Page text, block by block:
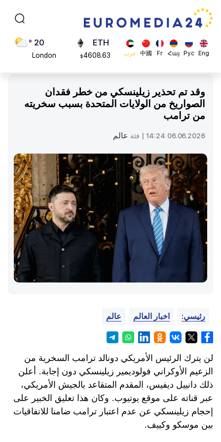
Eng
Рус
Հայ
Fr
中國 عرب
ADA
0.868816
ETH
$4608.63
20 °
London
Brussels
Madrid
وقد تم تحذير زيلينسكي من خطر فقدان
الصواريخ من الولايات المتحدة بسبب سخريته
من ترامب
06.06.2026 14:24 | فئة عالم
رئيسي: اخبار العالم عالم
لن يترك الرئيس الأمريكي دونالد ترامب السخرية من
الزعيم الأوكراني فولوديمير زيلينسكي دون إجابة. أعلن
ذلك دانييل ديفيس، المقدم المتقاعد بالجيش الأمريكي،
عبر قناته على موقع يوتيوب. وكان هذا تعليق الخبير على
إحجام زيلينسكي عن عدم اعتبار ترامب ضامنا للاتفاقيات
بين موسكو وكييف.